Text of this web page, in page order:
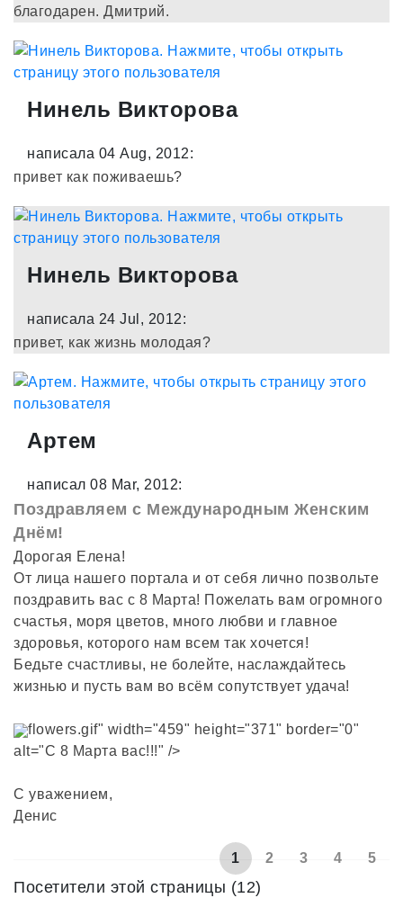
благодарен. Дмитрий.
Нинель Викторова
написала 04 Aug, 2012:
привет как поживаешь?
Нинель Викторова
написала 24 Jul, 2012:
привет, как жизнь молодая?
Артем
написал 08 Mar, 2012:
Поздравляем с Международным Женским
Днём!
Дорогая Елена!
От лица нашего портала и от себя лично позвольте
поздравить вас с 8 Марта! Пожелать вам огромного
счастья, моря цветов, много любви и главное
здоровья, которого нам всем так хочется!
Бедьте счастливы, не болейте, наслаждайтесь
жизнью и пусть вам во всём сопутствует удача!
flowers.gif" width="459" height="371" border="0"
alt="С 8 Марта вас!!!" />
С уважением,
Денис
1 2 3 4 5
Посетители этой страницы (12)